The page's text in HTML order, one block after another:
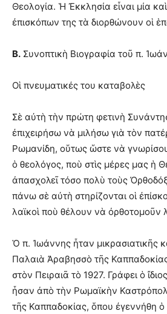
Θεολογία. Ἡ Ἐκκλησία εἶναι μία
ἐπισκόπων της τὰ διορθώνουν οἱ
Β. Συνοπτικὴ Βιογραφία τοῦ π.
Οἱ πνευματικές του καταβολὲς
Σὲ αὐτὴ τὴν πρώτη φετινὴ
ἐπιχειρήσω νὰ μιλήσω γιὰ τὸν
Ρωμανίδη, οὕτως ὥστε νὰ
ὁ θεολόγος, ποὺ στὶς μέρες μας ἡ
ἀπασχολεῖ τόσο πολὺ τοὺς
πάνω σὲ αὐτὴ στηρίζονται οἱ
λαϊκοὶ ποὺ θέλουν νὰ ὀρθοτομοῦν
Ὁ π. Ἰωάννης ἦταν μικρασιατικῆς
Παλαιὰ Ἀραβησσὸ τῆς
στὸν Πειραιᾶ τὸ 1927. Γράφει ὁ
ἦσαν ἀπὸ τὴν Ρωμαϊκὴν
τῆς Καππαδοκίας, ὅπου ἐγεννήθη